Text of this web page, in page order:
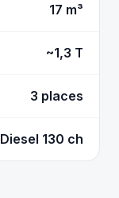
17 m³
~1,3 T
3 places
Diesel 130 ch